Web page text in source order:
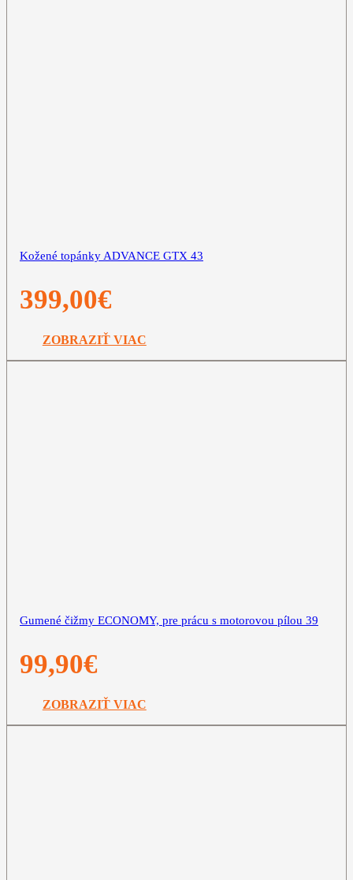
Kožené topánky ADVANCE GTX 43
399,00€
ZOBRAZIŤ VIAC
Gumené čižmy ECONOMY, pre prácu s motorovou pílou 39
99,90€
ZOBRAZIŤ VIAC